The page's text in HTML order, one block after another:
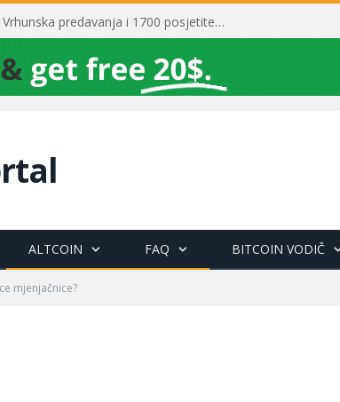
Toni Milun postao “milijarder”! Vrhunska predavanja i 1700 posjetitelja obilježili su mjesec financijske pismenosti
ALTCOIN FAQ BITCOIN VODIČ
mjenjačnice?